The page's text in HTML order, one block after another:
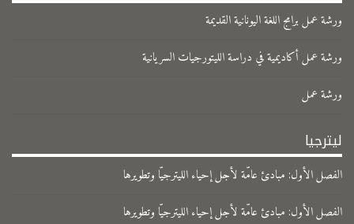
ورشة عمل برامج اللغة اليونانية القديمة
ورشة عمل أكاديمية في دراسة الليتورجيات السريانية
ورشة عمل
ليترجيا
الفصل الأول: مبادئ عامّة لأجل إحياء الليترجيّا وتطويرها
الفصل الأول: مبادئ عامّة لأجل إحياء الليترجيّا وتطويرها